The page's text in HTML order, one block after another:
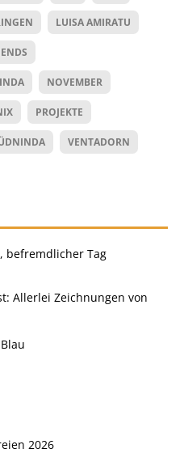
LUISA AMIRATU
NOVEMBER
PROJEKTE
VENTADORN
befremdlicher Tag
Allerlei Zeichnungen von
2026